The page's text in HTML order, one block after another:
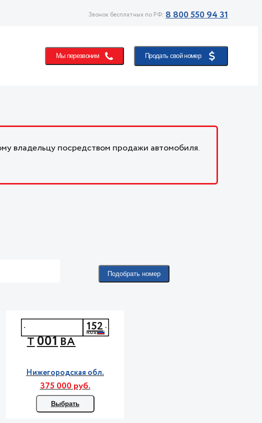
Звонок бесплатных по РФ: 8 800 550 94 31
Мы перезвоним Продать свой номер
владельцу посредством продажи автомобиля.
Подобрать номер
Т001ВА
152
Нижегородская обл.
375 000 руб.
Выбрать